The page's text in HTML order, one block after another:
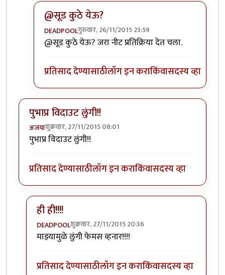
@सूड कुठे येऊ?
DEADPOOLगुरुवार, 26/11/2015 23:59
In reply toकाहून!!!byDEADPOOL
@सूड कुठे येऊ? जरा नीट प्रतिक्रिया देत चला.
प्रतिसाद देण्यासाठीलॉग इन कराकिंवासदस्य व्हा
पुभाप्र विदाउट लुंगी!!
अजयाशुक्रवार, 27/11/2015 08:01
पुभाप्र विदाउट लुंगी!!
प्रतिसाद देण्यासाठीलॉग इन कराकिंवासदस्य व्हा
ही ही!!!!
DEADPOOLशुक्रवार, 27/11/2015 20:36
In reply toपुभाप्र विदाउट लुंगी!!
माझ्यामुळे लुंगी फेमस व्हनार!!!!
प्रतिसाद देण्यासाठीलॉग इन कराकिंवासदस्य व्हा